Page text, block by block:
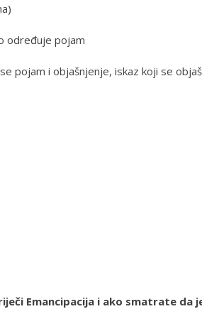
određuje pojam
pojam i objašnjenje, iskaz koji se
Emancipacija i ako smatrate da